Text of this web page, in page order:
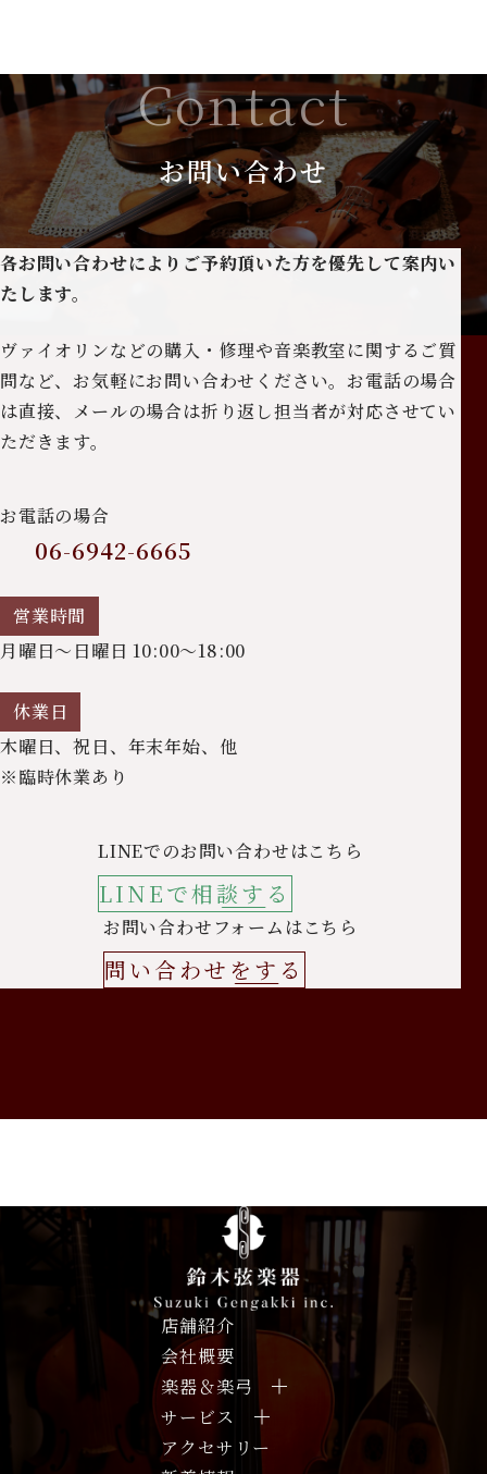
Contact
お問い合わせ
各お問い合わせによりご予約頂いた方を優先して案内い
たします。
ヴァイオリンなどの購入・修理や音楽教室に関するご質
問など、お気軽にお問い合わせください。お電話の場合
は直接、メールの場合は折り返し担当者が対応させてい
ただきます。
お電話の場合
06-6942-6665
営業時間
月曜日～日曜日 10:00～18:00
休業日
木曜日、祝日、年末年始、他
※臨時休業あり
LINEでのお問い合わせはこちら
LINEで相談する
お問い合わせフォームはこちら
問い合わせをする
店舗紹介
会社概要
楽器＆楽弓
サービス
アクセサリー